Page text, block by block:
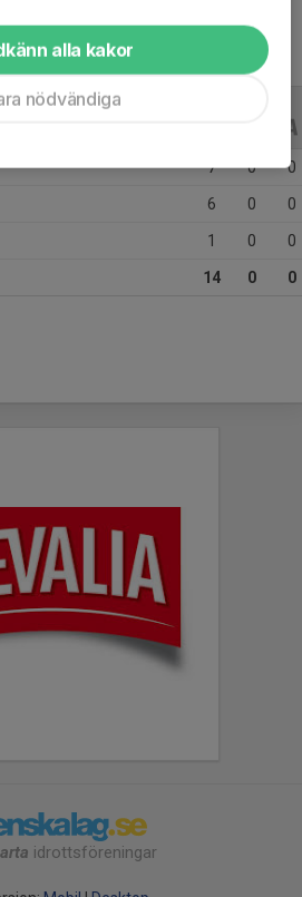
7 0 0
6 0 0
1 0 0
14 0 0
idrottsföreningar
alla kakor
nödvändiga